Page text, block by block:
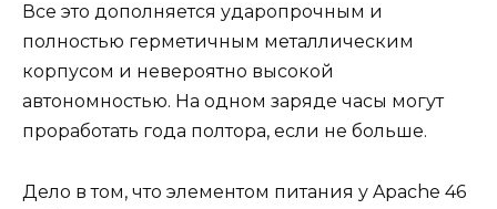
Все это дополняется ударопрочным и
полностью герметичным металлическим
корпусом и невероятно высокой
автономностью. На одном заряде часы могут
проработать года полтора, если не больше.
Дело в том, что элементом питания у Apache 46